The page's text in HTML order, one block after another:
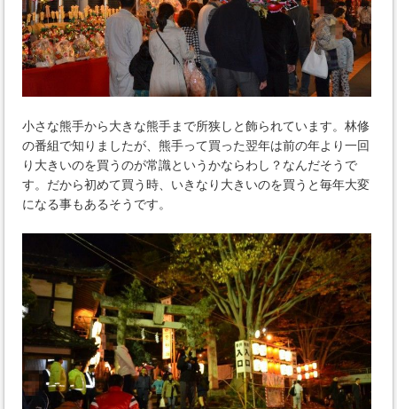
小さな熊手から大きな熊手まで所狭しと飾られています。林修
の番組で知りましたが、熊手って買った翌年は前の年より一回
り大きいのを買うのが常識というかならわし？なんだそうで
す。だから初めて買う時、いきなり大きいのを買うと毎年大変
になる事もあるそうです。